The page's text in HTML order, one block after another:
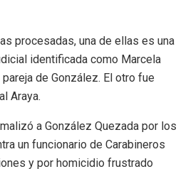
procesadas, una de ellas es una
identificada como Marcela
de González. El otro fue
Araya.
a González Quezada por los
un funcionario de Carabineros
y por homicidio frustrado